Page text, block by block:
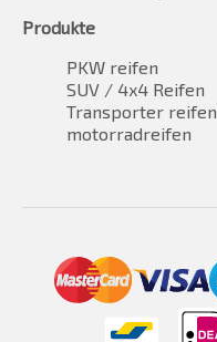
Produkte
PKW reifen
SUV / 4x4 Reifen
Transporter reifen
motorradreifen